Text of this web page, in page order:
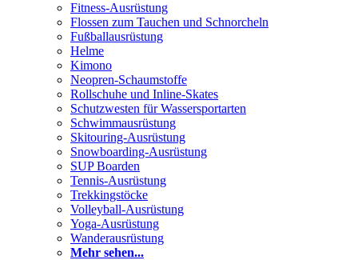
Fitness-Ausrüstung
Flossen zum Tauchen und Schnorcheln
Fußballausrüstung
Helme
Kimono
Neopren-Schaumstoffe
Rollschuhe und Inline-Skates
Schutzwesten für Wassersportarten
Schwimmausrüstung
Skitouring-Ausrüstung
Snowboarding-Ausrüstung
SUP Boarden
Tennis-Ausrüstung
Trekkingstöcke
Volleyball-Ausrüstung
Yoga-Ausrüstung
Wanderausrüstung
Mehr sehen...